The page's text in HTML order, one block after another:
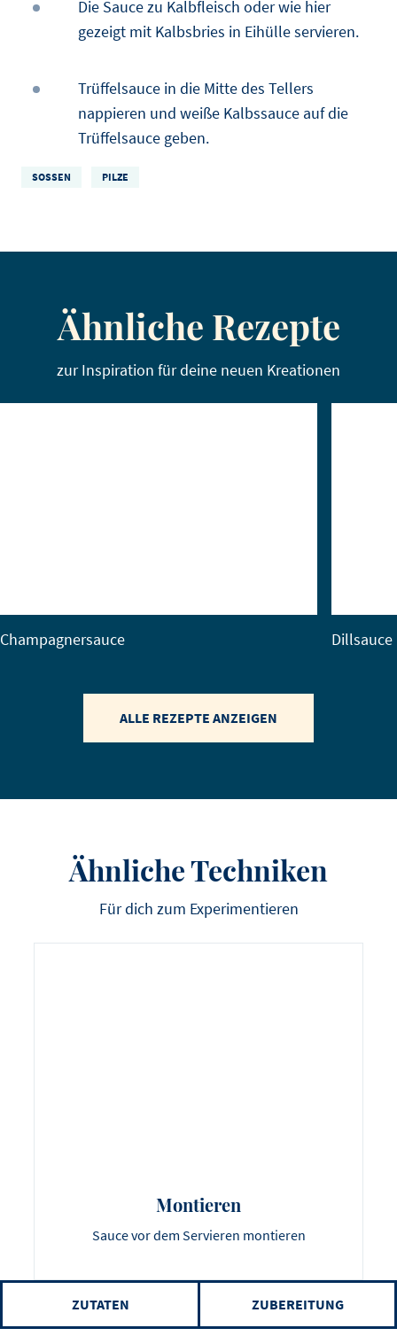
Die Sauce zu Kalbfleisch oder wie hier
gezeigt mit Kalbsbries in Eihülle servieren.
Trüffelsauce in die Mitte des Tellers
nappieren und weiße Kalbssauce auf die
Trüffelsauce geben.
SOSSEN PILZE
Ähnliche Rezepte
zur Inspiration für deine neuen Kreationen
Champagnersauce Dillsauce
ALLE REZEPTE ANZEIGEN
Ähnliche Techniken
Für dich zum Experimentieren
Montieren
Sauce vor dem Servieren montieren
ZUTATEN ZUBEREITUNG